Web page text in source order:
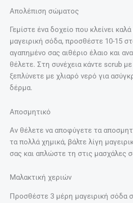
Απολέπιση σώματος
Γεμίστε ένα δοχείο που κλείνει
μαγειρική σόδα, προσθέστε 10-15
αγαπημένο σας αιθέριο έλαιο και
θέλετε. Στη συνέχεια κάντε scrub
ξεπλύνετε με χλιαρό νερό για
δέρμα.
Αποσμητικό
Αν θέλετε να αποφύγετε τα
τα πολλά χημικά, βάλτε λίγη
σας και απλώστε τη στις μασχάλες
Μαλακτική χεριών
Προσθέστε 3 μέρη μαγειρική σόδα